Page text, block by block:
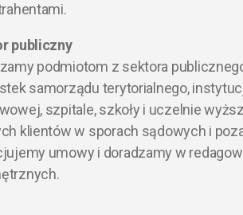
publiczny
podmiotom z sektora
samorządu terytorialnego,
szpitale, szkoły i uczelnie
klientów w sporach sądowych i
umowy i doradzamy w